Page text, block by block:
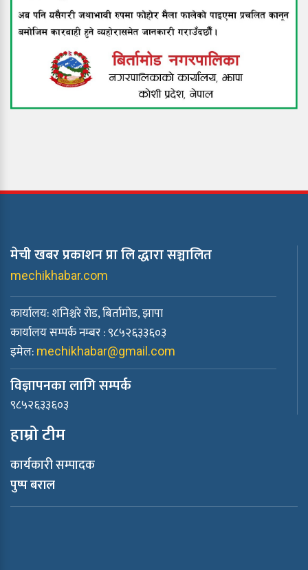
मेची खबर प्रकाशन प्रा लि द्धारा सञ्चालित
mechikhabar.com
कार्यालय: शनिश्चरे रोड, बिर्तामोड, झापा
कार्यालय सम्पर्क नम्बर : ९८५२६३३६०३
इमेल: mechikhabar@gmail.com
विज्ञापनका लागि सम्पर्क
९८५२६३३६०३
हाम्रो टीम
कार्यकारी सम्पादक
पुष्प बराल